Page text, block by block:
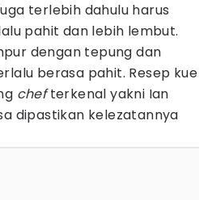
terlebih dahulu harus
pahit dan lebih lembut.
dengan tepung dan
berasa pahit. Resep kue
chefterkenal yakni Ian
dipastikan kelezatannya